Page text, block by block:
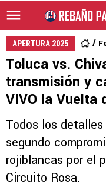
APERTURA 2025
Toluca vs.
transmisión y
VIVO la Vuelta
Todos los
segundo
rojiblancas por el
Circuito Rosa.